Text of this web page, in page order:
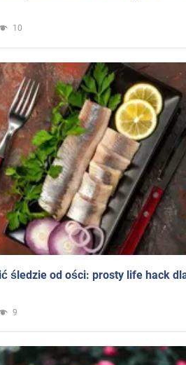
10
śledzie od ości: prosty life hack
9